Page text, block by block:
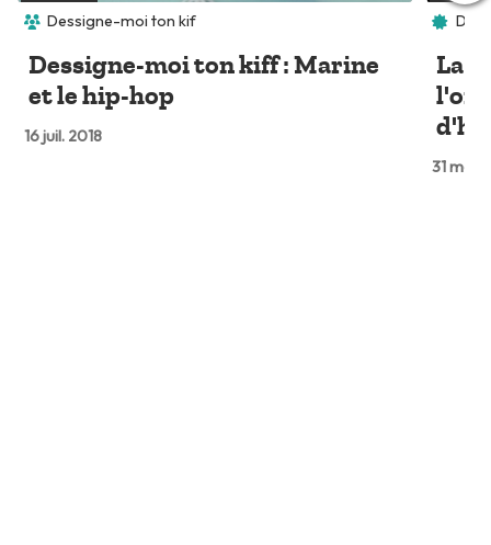
Dessigne-moi ton kif
Dessigne-moi ton kiff : Marine
et le hip-hop
16 juil. 2018
La
31